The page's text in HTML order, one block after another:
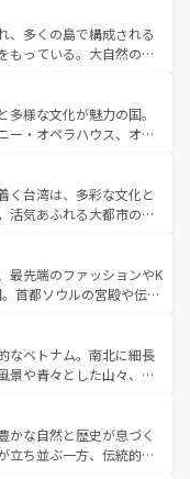
できる。 なお、新
を参照してほしい。
ピング、エンターテイ
ットだ。一方、アメリカ
ドキャニオンやイエロー
美食が融合した独特の
地域で異なる魅力を楽
歴史を感じることができ
カ
ほしい。
、多くの島で構成される
もっている。大自然の神
観光地といえばオアフ
ウイ島やカウアイ島が
輝く海をはじめ、豊かな
迎えてくれるハワイの
ハワイアンミュージッ
べてがハワイの魅力を彩
い。
様な文化が魅力の国。
ー・オペラハウス、オー
ウルル（エアーズロッ
やケアンズの熱帯雨林な
カフェやワイン、オージ
り、サーフィンやダイ
ドア好きにはたまらな
を存分に味わいつくそ
く台湾は、多彩な文化と
活気あふれる大都市の台
東部など、都市の喧騒
訪れる人に新しい発見と
奥深い台湾の食文化も魅
バラエティ豊かな料理
情報は コンテンツ一覧を参
最先端のファッションやK
首都ソウルの宮殿や伝統
自然美を楽しむことが
絶品のストリートフード
ている。夜には、韓国な
な魅力を心ゆくまで味
お、新着の韓国情報はコンテンツ一
なベトナム。南北に細長
景や青々とした山々、世
ノイの古い町並みやホ
建物も、独特の雰囲気を
ィの豊かさとおいしさで
かな自然と歴史が息づく
立ち並ぶ一方、伝統的な